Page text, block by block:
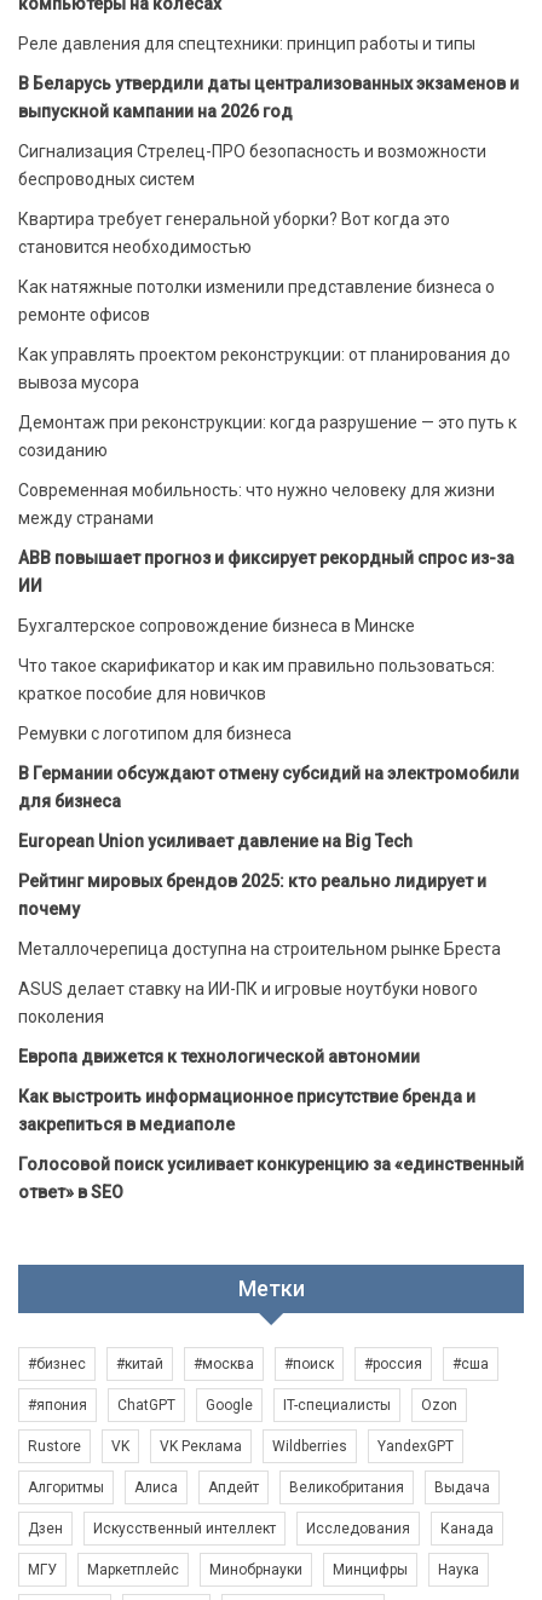
Реле давления для спецтехники: принцип работы и типы
В Беларусь утвердили даты централизованных экзаменов и
выпускной кампании на 2026 год
Сигнализация Стрелец-ПРО безопасность и возможности
беспроводных систем
Квартира требует генеральной уборки? Вот когда это
становится необходимостью
Как натяжные потолки изменили представление бизнеса о
ремонте офисов
Как управлять проектом реконструкции: от планирования до
вывоза мусора
Демонтаж при реконструкции: когда разрушение — это путь к
созиданию
Современная мобильность: что нужно человеку для жизни
между странами
ABB повышает прогноз и фиксирует рекордный спрос из-за
ИИ
Бухгалтерское сопровождение бизнеса в Минске
Что такое скарификатор и как им правильно пользоваться:
краткое пособие для новичков
Ремувки с логотипом для бизнеса
В Германии обсуждают отмену субсидий на электромобили
для бизнеса
European Union усиливает давление на Big Tech
Рейтинг мировых брендов 2025: кто реально лидирует и
почему
Металлочерепица доступна на строительном рынке Бреста
ASUS делает ставку на ИИ-ПК и игровые ноутбуки нового
поколения
Европа движется к технологической автономии
Как выстроить информационное присутствие бренда и
закрепиться в медиаполе
Голосовой поиск усиливает конкуренцию за «единственный
ответ» в SEO
Метки
#бизнес #китай #москва #поиск #россия #сша
#япония ChatGPT Google IT-специалисты Ozon
Rustore VK VK Реклама Wildberries YandexGPT
Алгоритмы Алиса Апдейт Великобритания Выдача
Дзен Искусственный интеллект Исследования Канада
МГУ Маркетплейс Минобрнауки Минцифры Наука